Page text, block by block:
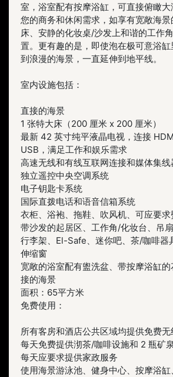
室，浴室配有按摩浴缸，可直接俯瞰
您的商务和休闲需求，如享有宽敞海
床、安静的化妆桌/沙发上和谐的工作
置。更有趣的是，即使泡在极可意浴
到浪漫的海景，一直延伸到地平线。
室内设施包括：
直接的海景
1 张特大床（200 厘米 x 200 厘米）
最新 42 英寸纯平液晶电视，连接
USB，满足工作和娱乐需求
高速无线和有线互联网连接和媒体集线
独立遥控中央空调系统
电子钥匙卡系统
国际直拨电话和语音信箱系统
衣柜、浴袍、拖鞋、吹风机、可应要求
带沙发的起居区、工作角/化妆台、吊扇
行李架、El-Safe、迷你吧、茶/咖啡器
伸缩窗
宽敞的浴室配有盥洗盆、带按摩浴缸
接的海景
面积：65平方米
免费使用：
所有客房和酒店公共区域均提供免费
每天免费提供沏茶/咖啡设施和 2 瓶矿泉
每天应要求提供家政服务
使用海景游泳池、健身中心、按摩浴